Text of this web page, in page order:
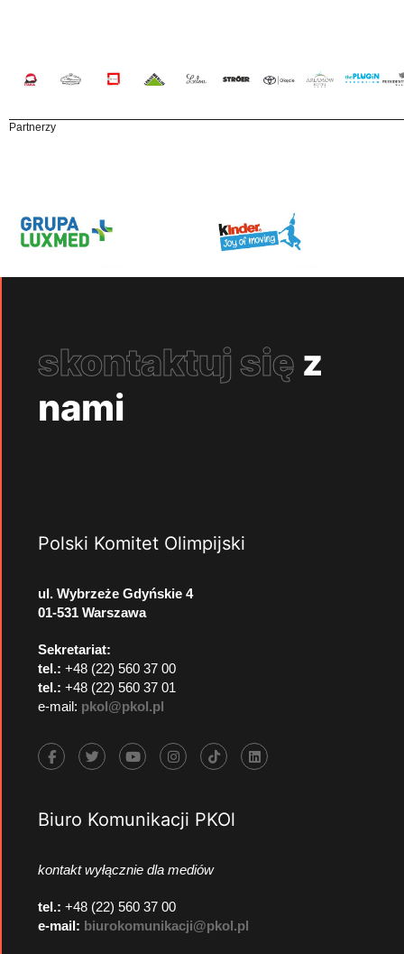
Partnerzy
skontaktuj się z
nami
Polski Komitet Olimpijski
ul. Wybrzeże Gdyńskie 4
01-531 Warszawa
Sekretariat:
tel.: +48 (22) 560 37 00
tel.: +48 (22) 560 37 01
e-mail: pkol@pkol.pl
Biuro Komunikacji PKOl
kontakt wyłącznie dla mediów
tel.: +48 (22) 560 37 00
e-mail: biurokomunikacji@pkol.pl